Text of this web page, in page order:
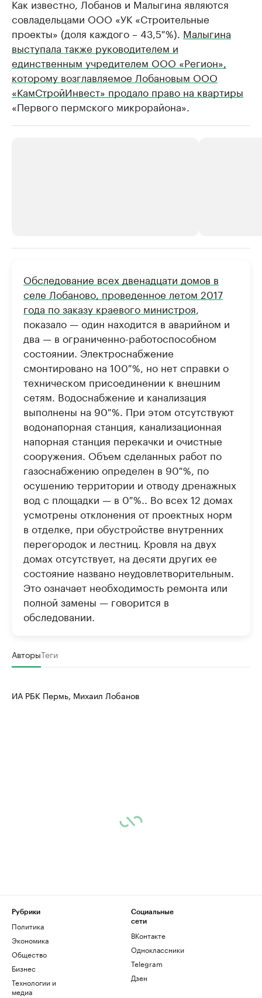
Как известно, Лобанов и Малыгина являются
совладельцами ООО «УК «Строительные
проекты» (доля каждого – 43,5 %). Малыгина
выступала также руководителем и
единственным учредителем ООО «Регион»,
которому возглавляемое Лобановым ООО
«КамСтройИнвест» продало право на квартиры
«Первого пермского микрорайона».
Крупнейшие производители и
продавцы медийной продукции
Ознакомьтесь с информацией в каталоге
Страховые
Обследование всех двенадцати домов в
селе Лобаново, проведенное летом 2017
года по заказу краевого министроя
показало — один находится в аварийном и
два — в ограниченно-работоспособном
состоянии. Электроснабжение
смонтировано на 100 %, но нет справки о
техническом присоединении к внешним
сетям. Водоснабжение и канализация
выполнены на 90 %. При этом отсутствуют
водонапорная станция, канализационная
напорная станция перекачки и очистные
сооружения. Объем сделанных работ по
газоснабжению определен в 90 %, по
осушению территории и отводу дренажных
вод с площадки — в 0 %.. Во всех 12 домах
усмотрены отклонения от проектных норм
в отделке, при обустройстве внутренних
перегородок и лестниц. Кровля на двух
домах отсутствует, на десяти других ее
состояние названо неудовлетворительным.
Это означает необходимость ремонта или
полной замены — говорится в
обследовании.
АвторыТеги
ИА РБК Пермь, Михаил Лобанов
Рубрики
Политика
Экономика
Общество
Бизнес
Технологии и
медиа
Социальные
сети
ВКонтакте
Одноклассники
Telegram
Дзен